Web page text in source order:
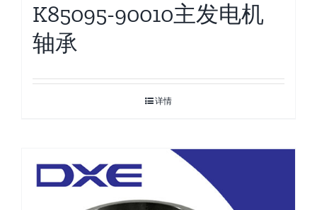
K85095-90010主发电机
轴承
详情